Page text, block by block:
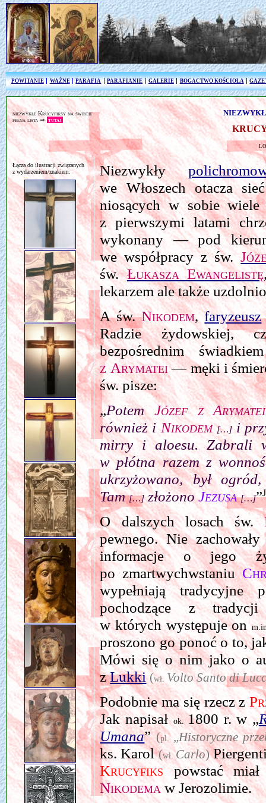
POWITANIE WAŻNE PARAFIA PARAFIANIE GALERIE BOGACTWO KOŚCIOŁA
niezwykłe Krucyfiksy na świecie
pełna lista ⇒ tutaj
Łącza do ilustracji związanych
z wydarzeniem/znakiem:
Niezwykły
we Włoszech otacza
niosących w sobie
z pierwszymi latami
wykonany — pod
we współpracy z św.
św.Łukasza Ewangelistę
lekarzem ale także
A św.Nikodem,faryzeusz
Radzie żydowskiej,
bezpośrednim
z Arymatei— męki i
św. pisze:
„PotemJózef z Arymatei
również i Nikodem […]i
mirry i aloesu. Zabrali
w płótna razem z
ukrzyżowano, był
Tam[…]złożonoJezusa […]”
O dalszych losach św.
pewnego. Nie
informacje o jego
po zmartwychwstaniu
wypełniają
pochodzące z tradycji
w których występuje on
proszono go ponoć o to,
Mówi się o nim jako o
zLukki (wł. Volto Santo di
Podobnie ma się rzecz z
Jak napisałok. 1800 r. w „
Umana”(pl. „Historyczne
ks. Karol(wł.Carlo)
Krucyfikspowstać
Nikodema w Jerozolimie.